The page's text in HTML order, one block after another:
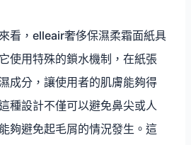
看，elleair奢侈保濕柔霜面紙具
使用特殊的鎖水機制，在紙張
成分，讓使用者的肌膚能夠得
種設計不僅可以避免鼻尖或人
夠避免起毛屑的情況發生。這